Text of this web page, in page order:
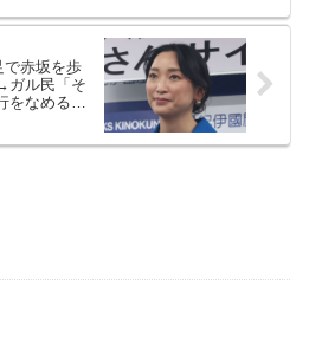
で赤坂を歩
ガル民「そ
をなめる